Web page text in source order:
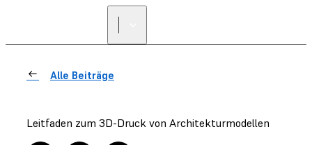
Alle Beiträge
Leitfaden zum 3D-Druck von Architekturmodellen